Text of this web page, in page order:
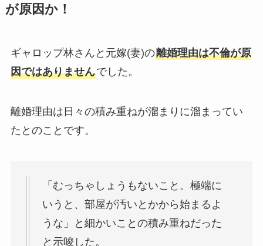
が原因か！
ギャロップ林さんと元嫁(妻)の離婚理由は不倫が原
因ではありませんでした。
離婚理由は日々の積み重ねが溜まりに溜まってい
たとのことです。
「むっちゃしょうもないこと。極端に
いうと、部屋が汚いとかから始まるよ
うな」と細かいことの積み重ねだった
と示唆した。